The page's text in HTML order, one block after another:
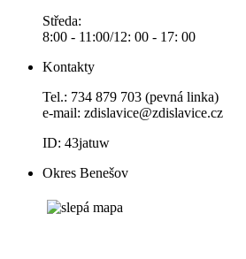
Středa:
8:00 - 11:00/12: 00 - 17: 00
Kontakty
Tel.: 734 879 703 (pevná linka)
e-mail: zdislavice@zdislavice.cz
ID: 43jatuw
Okres Benešov